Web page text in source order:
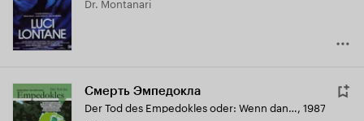
Смерть Эмпедокла
Der Tod des Empedokles oder: Wenn dann der Erde Grün von neuem Euch erglänzt, 1987